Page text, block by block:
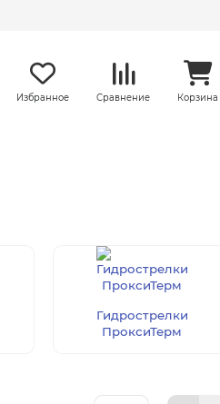
Избранное Сравнение Корзина
Гидрострелки
ПроксиТерм